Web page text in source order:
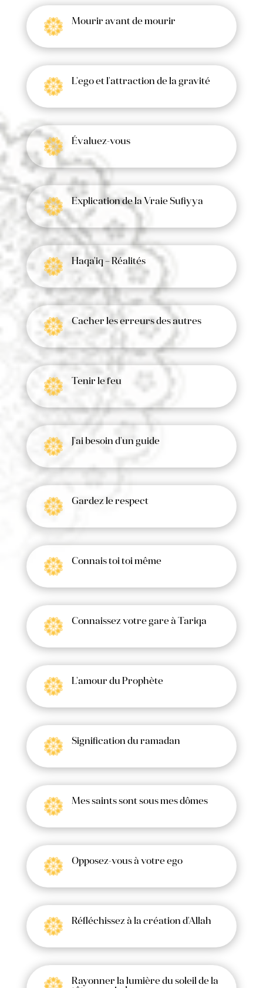
Mourir avant de mourir
L'ego et l'attraction de la gravité
Évaluez-vous
Explication de la Vraie Sufiyya
Haqa'iq – Réalités
Cacher les erreurs des autres
Tenir le feu
J'ai besoin d'un guide
Gardez le respect
Connais toi toi même
Connaissez votre gare à Tariqa
L'amour du Prophète
Signification du ramadan
Mes saints sont sous mes dômes
Opposez-vous à votre ego
Réfléchissez à la création d'Allah
Rayonner la lumière du soleil de la